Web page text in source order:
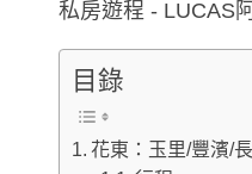
目錄
花東：玉里/豐濱/